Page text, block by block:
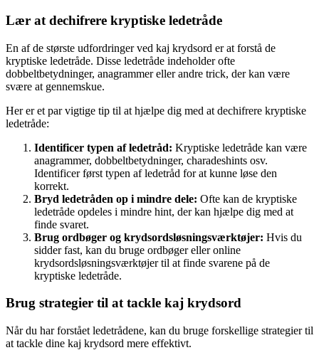
Lær at dechifrere kryptiske ledetråde
En af de største udfordringer ved kaj krydsord er at forstå de
kryptiske ledetråde. Disse ledetråde indeholder ofte
dobbeltbetydninger, anagrammer eller andre trick, der kan være
svære at gennemskue.
Her er et par vigtige tip til at hjælpe dig med at dechifrere kryptiske
ledetråde:
Identificer typen af ledetråd: Kryptiske ledetråde kan være
anagrammer, dobbeltbetydninger, charadeshints osv.
Identificer først typen af ledetråd for at kunne løse den
korrekt.
Bryd ledetråden op i mindre dele: Ofte kan de kryptiske
ledetråde opdeles i mindre hint, der kan hjælpe dig med at
finde svaret.
Brug ordbøger og krydsordsløsningsværktøjer: Hvis du
sidder fast, kan du bruge ordbøger eller online
krydsordsløsningsværktøjer til at finde svarene på de
kryptiske ledetråde.
Brug strategier til at tackle kaj krydsord
Når du har forstået ledetrådene, kan du bruge forskellige strategier til
at tackle dine kaj krydsord mere effektivt.